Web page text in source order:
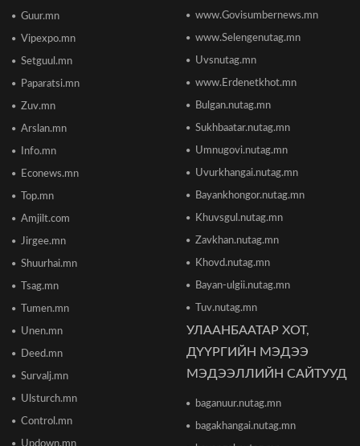
ТӨВҮҮДИЙН БАЙРШИЛ
2026/06/17 12:20
Отгонтэнгэр хайрханы тахилгад оролцохоор
ирж буй иргэдийн анхааралд
2026/06/16 15:28
Парламент хар тамхины хэргийн ялын
2026/06/16 15:49
Ши Жиньпин Монголд айлчилна
"The MongolZ" баг IEM Cologne Major-2026
тэмцээнийг гуравдугаар шатнаас өндөрлүүллээ
ТЦА: Согтуугаар автомашин жолоодож долоон
тээврийн хэрэгсэл мөргөсөн этгээдийг
Guur.mn
Vipexpo.mn
Setguul.mn
Paparatsi.mn
Zuv.mn
Arslan.mn
Info.mn
Econews.mn
Top.mn
Amjilt.com
Jirgee.mn
Shuurhai.mn
Tsag.mn
Tumen.mn
Unen.mn
Deed.mn
Survalj.mn
Ulsturch.mn
Control.mn
Updown.mn
www.Govisumbernews.mn
www.Selengenutag.mn
Uvsnutag.mn
www.Erdenetkhot.mn
Bulgan.nutag.mn
Sukhbaatar.nutag.mn
Umnugovi.nutag.mn
Uvurkhangai.nutag.mn
Bayankhongor.nutag.mn
Khuvsgul.nutag.mn
Zavkhan.nutag.mn
Khovd.nutag.mn
Bayan-ulgii.nutag.mn
Tuv.nutag.mn
УЛААНБААТАР ХОТ,
ДҮҮРГИЙН МЭДЭЭ
МЭДЭЭЛЛИЙН САЙТУУД
baganuur.nutag.mn
bagakhangai.nutag.mn